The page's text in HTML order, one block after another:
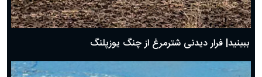
ببینید| فرار دیدنی شترمرغ از چنگ یوزپلنگ